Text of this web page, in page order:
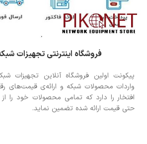
فروشگاه اینترنتی تجهیزات
پیکونت اولین فروشگاه آنلاین تجهیزات
واردات محصولات شبکه و ارائه‌ی قیمت‌های
افتخار را دارد که تمامی محصولات خود را
حتی قیمت ارائه شده تضمین نماید.